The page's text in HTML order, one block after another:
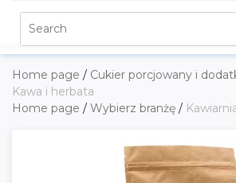
Home page / Cukier porcjowany i
Kawa i herbata
Home page / Wybierz branżę /